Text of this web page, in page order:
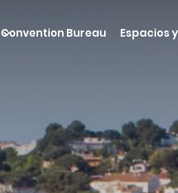
Convention Bureau Espacios